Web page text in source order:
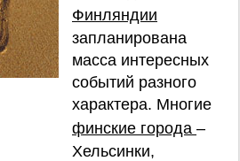
Финляндии
запланирована
масса интересных
событий разного
характера. Многие
финские города –
Хельсинки,